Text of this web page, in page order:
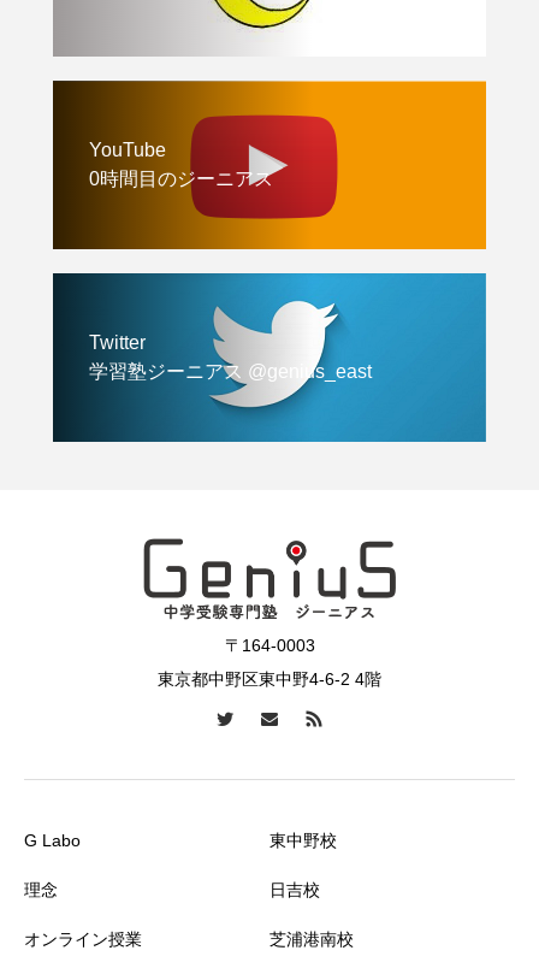
YouTube
0時間目のジーニアス
Twitter
学習塾ジーニアス @genius_east
〒164-0003
東京都中野区東中野4-6-2 4階
G Labo
理念
オンライン授業
東中野校
日吉校
芝浦港南校